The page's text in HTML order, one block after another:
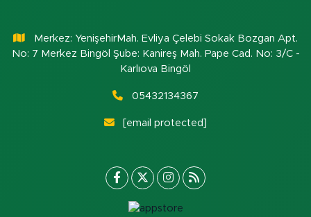
Merkez: YenişehirMah. Evliya Çelebi Sokak Bozgan Apt.
No: 7 Merkez Bingöl Şube: Kanireş Mah. Pape Cad. No: 3/C -
Karlıova Bingöl
05432134367
[email protected]